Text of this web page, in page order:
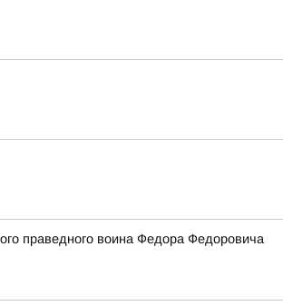
праведного воина Федора Федоровича